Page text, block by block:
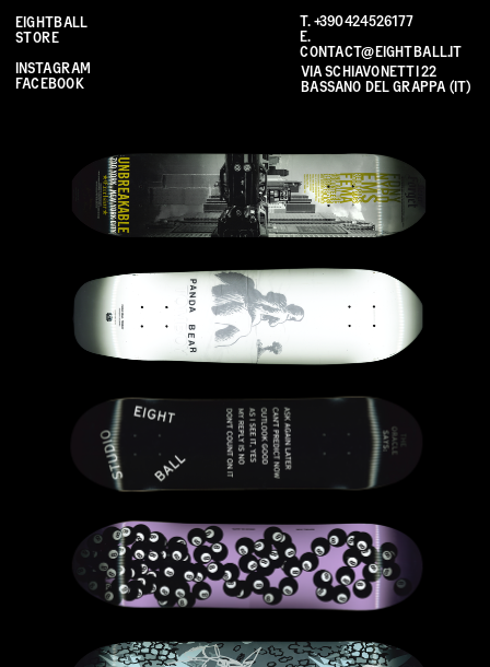
EIGHTBALL
STORE
INSTAGRAM
FACEBOOK
VIA SCHIAVONETTI 22
BASSANO DEL GRAPPA (IT)
T. +390424526177
CONTACT@EIGHTBALL.IT